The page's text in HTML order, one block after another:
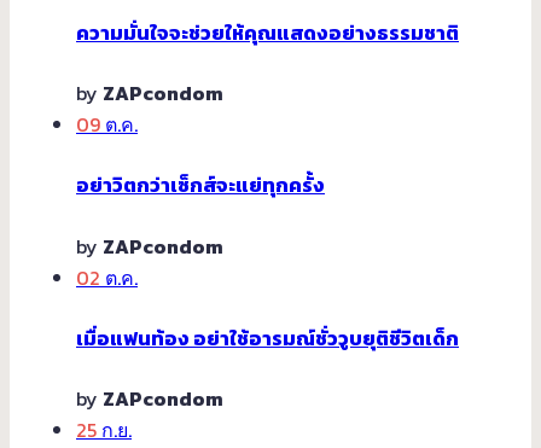
ความมั่นใจจะช่วยให้คุณแสดงอย่างธรรมชาติ
by ZAPcondom
09 ต.ค.
อย่าวิตกว่าเซ็กส์จะแย่ทุกครั้ง
by ZAPcondom
02 ต.ค.
เมื่อแฟนท้อง อย่าใช้อารมณ์ชั่ววูบยุติชีวิตเด็ก
by ZAPcondom
25 ก.ย.